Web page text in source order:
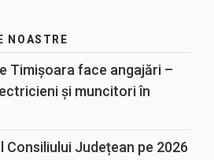
NOASTRE
Timișoara face angajări –
și muncitori în
Consiliului Județean pe 2026